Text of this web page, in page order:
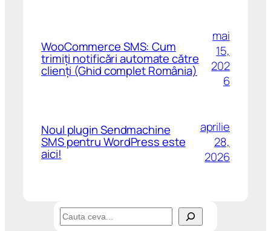
WooCommerce SMS: Cum
trimiți notificări automate către
clienți (Ghid complet România)
mai
15,
202
6
Noul plugin Sendmachine
SMS pentru WordPress este
aici!
aprilie
28,
2026